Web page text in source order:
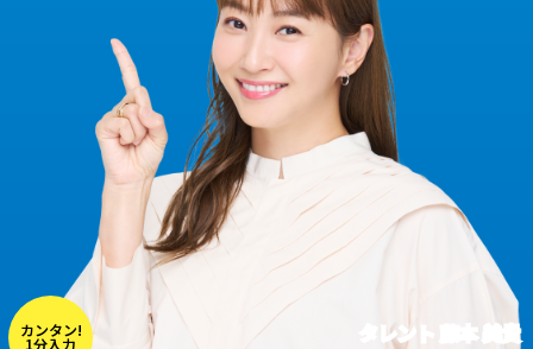
タレント 藤本 美貴
カンタン!
1分入力